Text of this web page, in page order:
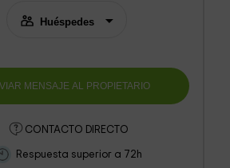
CONTACTO DIRECTO
Respuesta superior a 72h